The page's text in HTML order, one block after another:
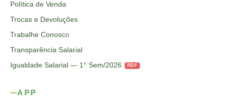
Política de Venda
Trocas e Devoluções
Trabalhe Conosco
Transparência Salarial
Igualdade Salarial — 1° Sem/2026
PDF
APP